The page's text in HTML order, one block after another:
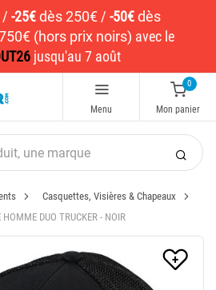
/ -25€dès 250€ / -50€dès
(hors prix noirs) avec le
jusqu'au 7 août
Menu
0
Mon panier
Casquettes, Visières & Chapeaux
HOMME DUO TRUCKER - NOIR